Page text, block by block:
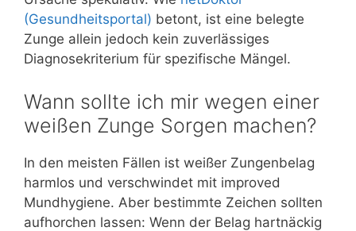
(Gesundheitsportal) betont, ist eine belegte
Zunge allein jedoch kein zuverlässiges
Diagnosekriterium für spezifische Mängel.
Wann sollte ich mir wegen einer
weißen Zunge Sorgen machen?
In den meisten Fällen ist weißer Zungenbelag
harmlos und verschwindet mit improved
Mundhygiene. Aber bestimmte Zeichen sollten
aufhorchen lassen: Wenn der Belag hartnäckig